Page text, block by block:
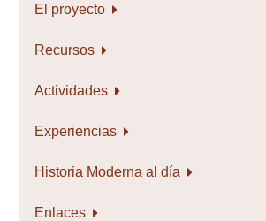
El proyecto
Recursos
Actividades
Experiencias
Historia Moderna al día
Enlaces